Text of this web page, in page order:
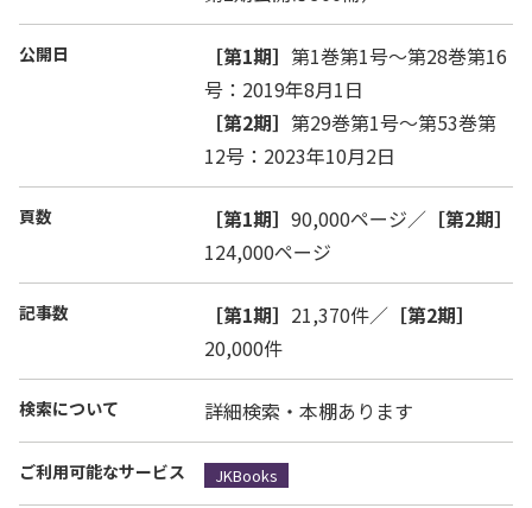
公開日 ［第1期］ 第1巻第1号～第28巻第16
号：2019年8月1日
［第2期］ 第29巻第1号～第53巻第
12号：2023年10月2日
頁数 ［第1期］ 90,000ページ／ ［第2期］
124,000ページ
記事数 ［第1期］ 21,370件／ ［第2期］
20,000件
検索について 詳細検索・本棚あります
ご利用可能なサービス JKBooks